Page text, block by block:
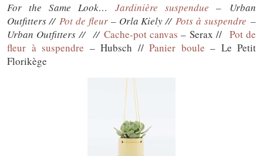
For the Same Look… Jardinière suspendue – Urban
Outfitters // Pot de fleur– Orla Kiely //Pots à suspendre –
Urban Outfitters // // Cache-pot canvas – Serax // Pot de
fleur à suspendre – Hubsch // Panier boule – Le Petit
Florikège